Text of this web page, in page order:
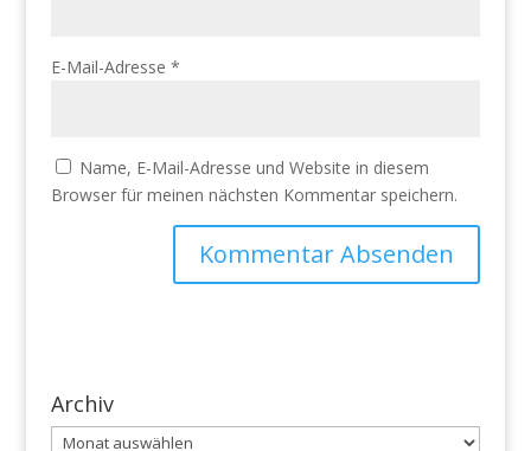
E-Mail-Adresse *
Name, E-Mail-Adresse und Website in diesem
Browser für meinen nächsten Kommentar speichern.
Archiv
Archiv